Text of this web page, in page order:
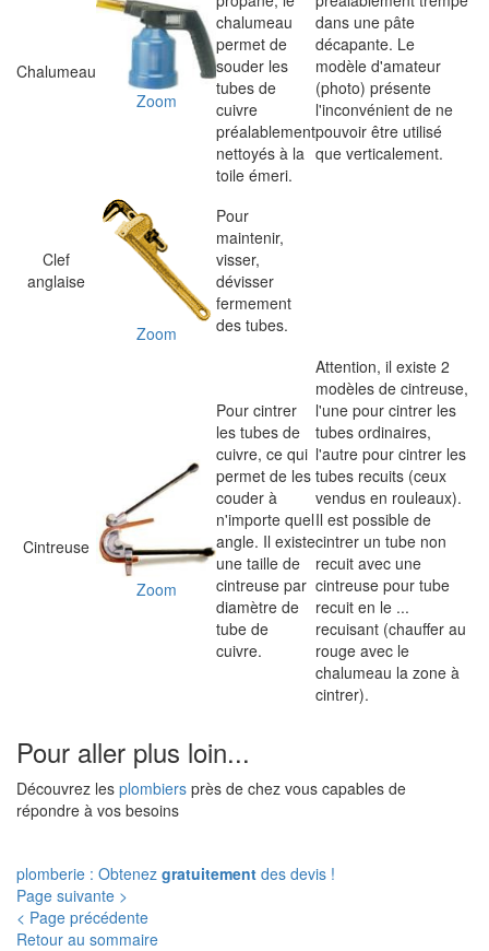
Chalumeau
Zoom
chalumeau
permet de
souder les
tubes de
cuivre
préalablement
nettoyés à la
toile émeri.
dans une pâte
décapante. Le
modèle d'amateur
(photo) présente
l'inconvénient de ne
pouvoir être utilisé
que verticalement.
Clef
anglaise
Zoom
Pour
maintenir,
visser,
dévisser
fermement
des tubes.
Cintreuse
Zoom
Pour cintrer
les tubes de
cuivre, ce qui
permet de les
couder à
n'importe quel
angle. Il existe
une taille de
cintreuse par
diamètre de
tube de
cuivre.
Attention, il existe 2
modèles de cintreuse,
l'une pour cintrer les
tubes ordinaires,
l'autre pour cintrer les
tubes recuits (ceux
vendus en rouleaux).
Il est possible de
cintrer un tube non
recuit avec une
cintreuse pour tube
recuit en le ...
recuisant (chauffer au
rouge avec le
chalumeau la zone à
cintrer).
Pour aller plus loin...
Découvrez les plombiers près de chez vous capables de
répondre à vos besoins
plomberie : Obtenez gratuitement des devis !
Page suivante >
< Page précédente
Retour au sommaire